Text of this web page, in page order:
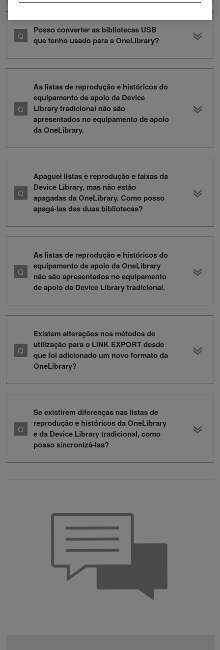
Posso converter as bibliotecas USB
que tenho usado para a OneLibrary?
As listas de reprodução e históricos do
equipamento de apoio da Device
Library tradicional não são
apresentados no equipamento de apoio
da OneLibrary.
Apaguei listas e reprodução e faixas da
Device Library, mas não estão
apagadas da OneLibrary. Como posso
apagá-las das duas bibliotecas?
As listas de reprodução e históricos do
equipamento de apoio da OneLibrary
não são apresentados no equipamento
de apoio da Device Library tradicional.
Existem alterações nos métodos de
utilização para o LINK EXPORT desde
que foi adicionado um novo formato da
OneLibrary?
Se existirem diferenças nas listas de
reprodução e históricos da OneLibrary
e da Device Library tradicional, como
posso sincronizá-las?